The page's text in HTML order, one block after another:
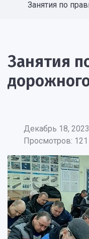
Занятия по
Занятия
Декабрь 18, 2023
Просмотров: 121